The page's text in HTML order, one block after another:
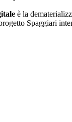
è la
Spaggiari